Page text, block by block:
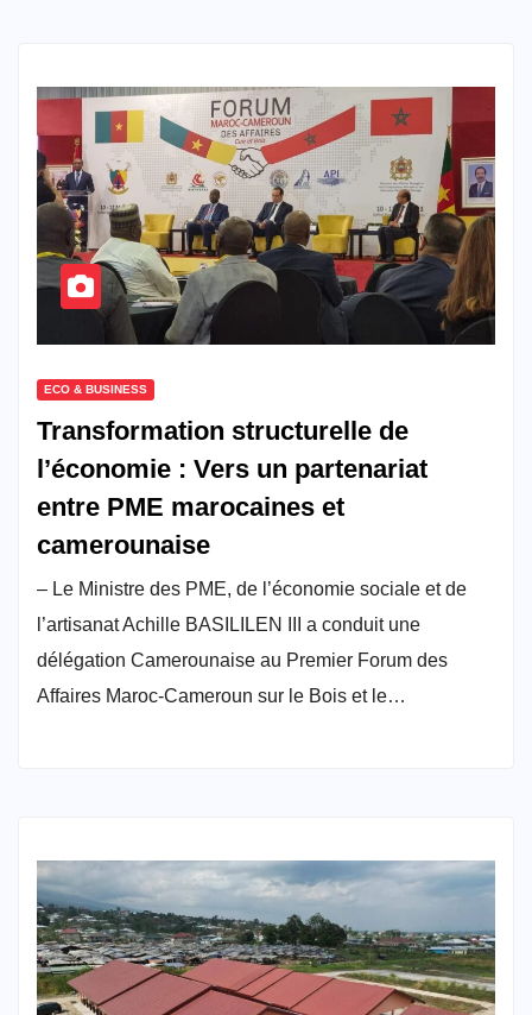
ECO & BUSINESS
Transformation structurelle de
l’économie : Vers un partenariat
entre PME marocaines et
camerounaise
– Le Ministre des PME, de l’économie sociale et de
l’artisanat Achille BASILILEN III a conduit une
délégation Camerounaise au Premier Forum des
Affaires Maroc-Cameroun sur le Bois et le…